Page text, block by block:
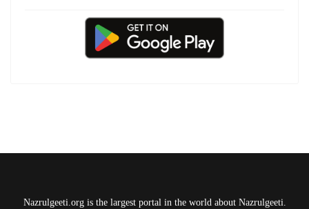
Nazrulgeeti.org is the largest portal in the world about Nazrulgeeti.